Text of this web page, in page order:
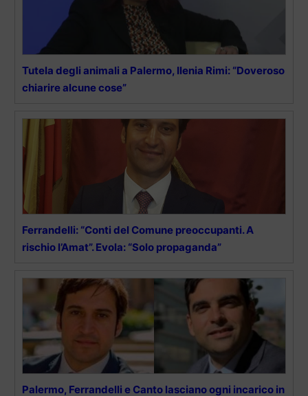
Tutela degli animali a Palermo, Ilenia Rimi: “Doveroso
chiarire alcune cose”
Ferrandelli: “Conti del Comune preoccupanti. A
rischio l’Amat”. Evola: “Solo propaganda”
Palermo, Ferrandelli e Canto lasciano ogni incarico in